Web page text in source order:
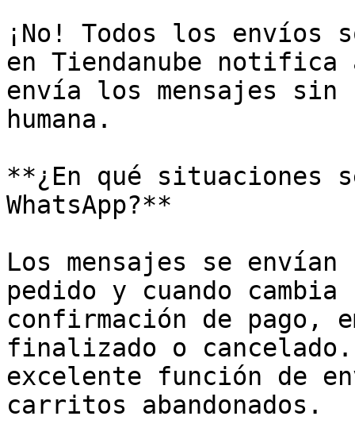
¡No! Todos los envíos
en Tiendanube notifica
envía los mensajes sin
humana.
**¿En qué situaciones
WhatsApp?**
Los mensajes se
pedido y cuando cambia
confirmación de pago,
finalizado o cancelado.
excelente función de
carritos abandonados.